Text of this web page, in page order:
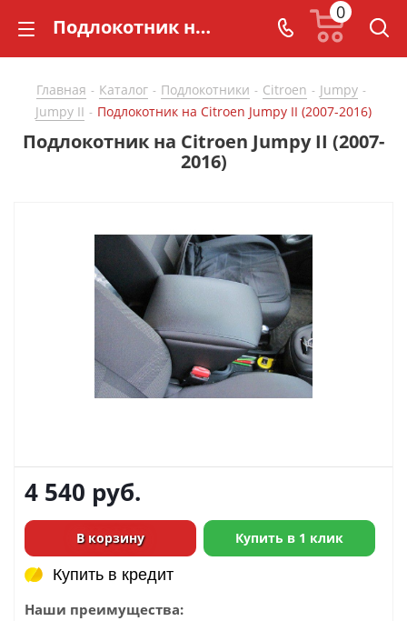
Подлокотник на Citroen Jumpy II (2007-2016) - купить в СarBaza
0
Главная - Каталог - Подлокотники - Citroen - Jumpy -
Jumpy II - Подлокотник на Citroen Jumpy II (2007-2016)
Подлокотник на Citroen Jumpy II (2007-
2016)
4 540 руб.
В корзину Купить в 1 клик
Купить в кредит
Купить в кредит
Наши преимущества: